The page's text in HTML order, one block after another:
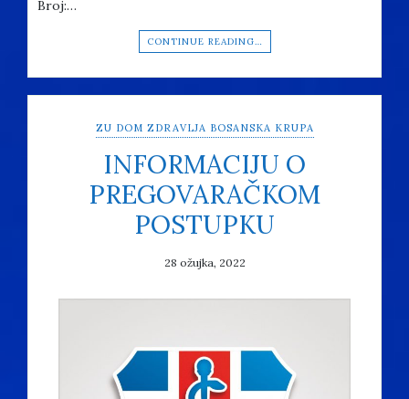
Broj:…
CONTINUE READING…
ZU DOM ZDRAVLJA BOSANSKA KRUPA
INFORMACIJU O
PREGOVARAČKOM
POSTUPKU
28 ožujka, 2022